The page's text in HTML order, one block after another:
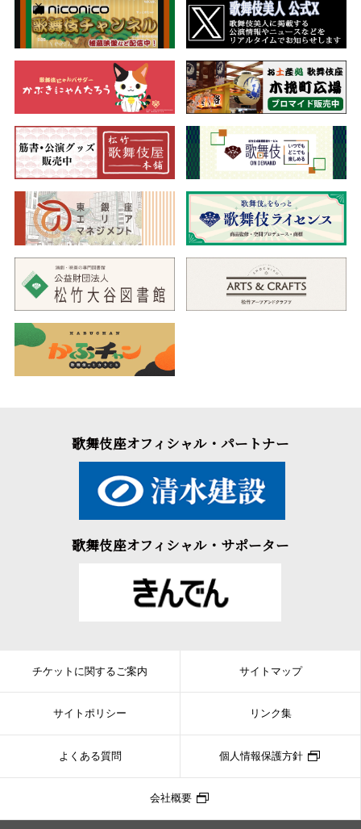
歌舞伎座オフィシャル・パートナー
歌舞伎座オフィシャル・サポーター
チケットに関するご案内 サイトマップ
サイトポリシー リンク集
よくある質問 個人情報保護方針
会社概要